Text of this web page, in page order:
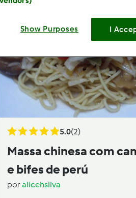
5.0(2)
Massa chinesa com
e bifes de perú
poralicehsilva
Show Purposes I